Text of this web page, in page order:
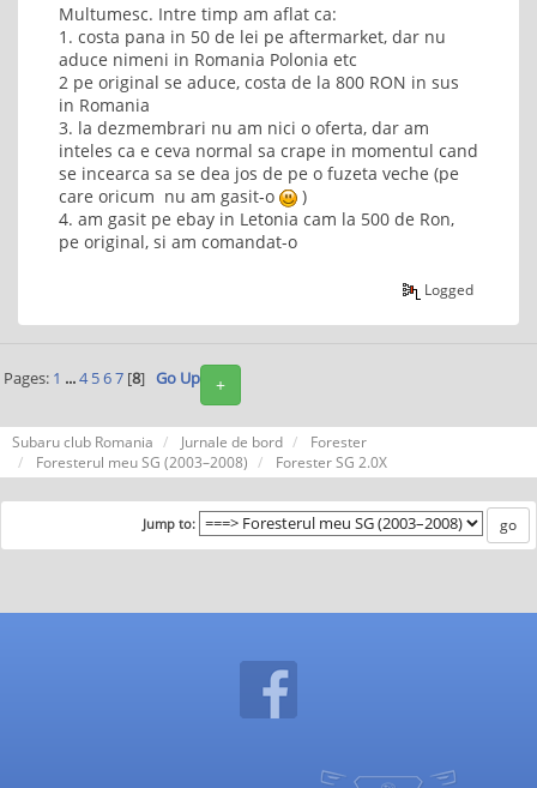
Multumesc. Intre timp am aflat ca:
1. costa pana in 50 de lei pe aftermarket, dar nu
aduce nimeni in Romania Polonia etc
2 pe original se aduce, costa de la 800 RON in sus
in Romania
3. la dezmembrari nu am nici o oferta, dar am
inteles ca e ceva normal sa crape in momentul cand
se incearca sa se dea jos de pe o fuzeta veche (pe
care oricum nu am gasit-o
)
4. am gasit pe ebay in Letonia cam la 500 de Ron,
pe original, si am comandat-o
Logged
+
Pages: 1 ...4 5 6 7[8] Go Up
Subaru club Romania Jurnale de bord
Forester
Foresterul meu SG (2003–2008)
Forester SG 2.0X
Jump to: